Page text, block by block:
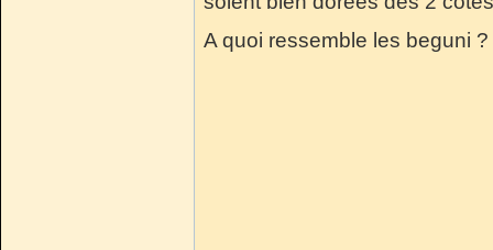
A quoi ressemble les beguni ?